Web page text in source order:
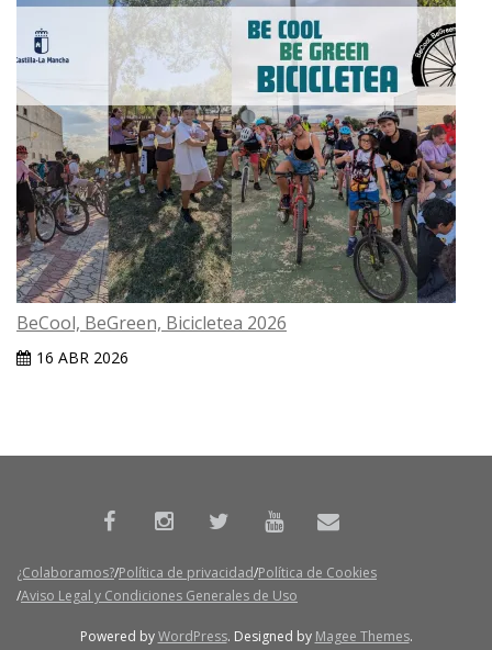
BeCool, BeGreen, Bicicletea 2026
16 ABR 2026
¿Colaboramos? Política de privacidad Política de Cookies
Aviso Legal y Condiciones Generales de Uso
Powered byWordPress. Designed by Magee Themes.